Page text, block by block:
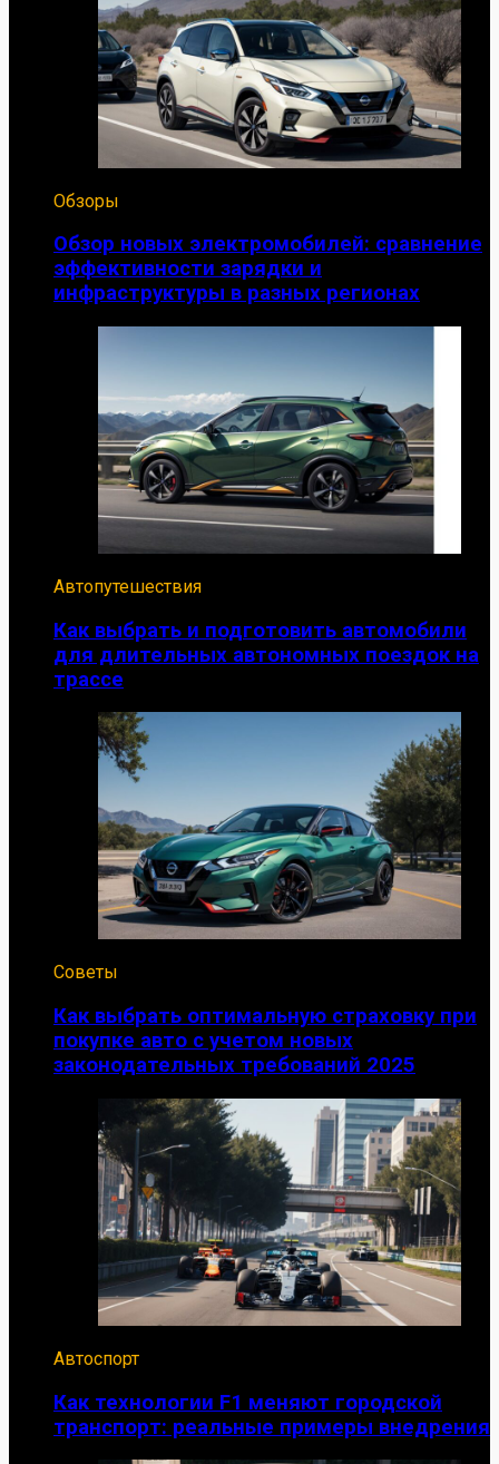
Обзоры
Обзор новых электромобилей: сравнение
эффективности зарядки и
инфраструктуры в разных регионах
Автопутешествия
Как выбрать и подготовить автомобили
для длительных автономных поездок на
трассе
Советы
Как выбрать оптимальную страховку при
покупке авто с учетом новых
законодательных требований 2025
Автоспорт
Как технологии F1 меняют городской
транспорт: реальные примеры внедрения